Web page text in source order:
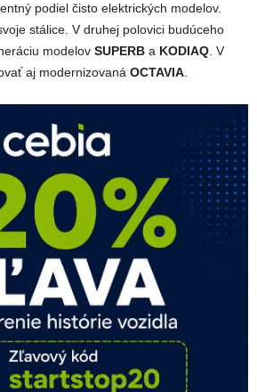
podiel čisto elektrických modelov.
stálice. V druhej polovici budúceho
modelov SUPERB a KODIAQ . V
aj modernizovaná OCTAVIA